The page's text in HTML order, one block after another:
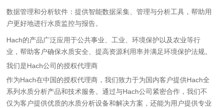
数据管理和分析软件：提供智能数据采集、管理与分析工具，帮助用
户更好地进行水质监控与报告。
Hach的产品广泛应用于公共事业、工业、环境保护以及农业等行
业，帮助客户确保水质安全、提高资源利用率并满足环境保护法规。
我们是Hach公司的授权代理商
作为Hach在中国的授权代理商，我们致力于为国内客户提供Hach全
系列水质分析产品和技术服务。通过与Hach公司紧密合作，我们不
仅为客户提供优质的水质分析设备和解决方案，还能为用户提供专业